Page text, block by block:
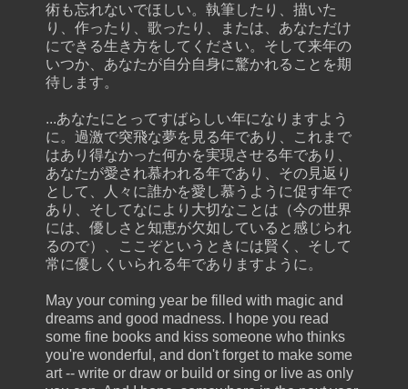
術も忘れないでほしい。執筆したり、描いた
り、作ったり、歌ったり、または、あなただけ
にできる生き方をしてください。そして来年の
いつか、あなたが自分自身に驚かれることを期
待します。
...あなたにとってすばらしい年になりますよう
に。過激で突飛な夢を見る年であり、これまで
はあり得なかった何かを実現させる年であり、
あなたが愛され慕われる年であり、その見返り
として、人々に誰かを愛し慕うように促す年で
あり、そしてなにより大切なことは（今の世界
には、優しさと知恵が欠如していると感じられ
るので）、ここぞというときには賢く、そして
常に優しくいられる年でありますように。
May your coming year be filled with magic and
dreams and good madness. I hope you read
some fine books and kiss someone who thinks
you're wonderful, and don't forget to make some
art -- write or draw or build or sing or live as only